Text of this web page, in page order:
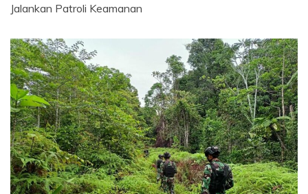
BERITA
Jalankan Patroli Keamanan